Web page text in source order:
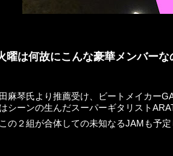
曜は何故にこんな豪華メンバーな
麻琴氏より推薦受け、ビートメイカー
シーンの生んだスーパーギタリスト
の２組が合体しての未知なるJAMも予定